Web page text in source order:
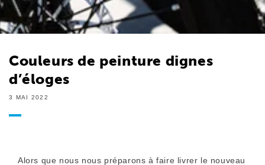
Couleurs de peinture dignes
d’éloges
3 MAI 2022
Alors que nous nous préparons à faire livrer le nouveau